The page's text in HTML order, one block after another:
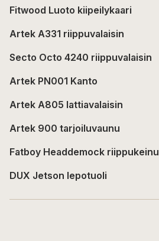
Fitwood Luoto kiipeilykaari
Artek A331 riippuvalaisin
Secto Octo 4240 riippuvalaisin
Artek PN001 Kanto
Artek A805 lattiavalaisin
Artek 900 tarjoiluvaunu
Fatboy Headdemock riippukeinu
DUX Jetson lepotuoli